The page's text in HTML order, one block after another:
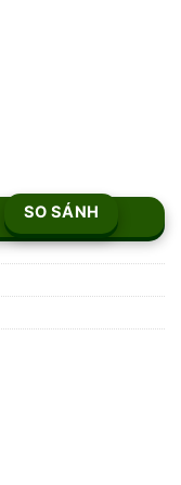
SO SÁNH